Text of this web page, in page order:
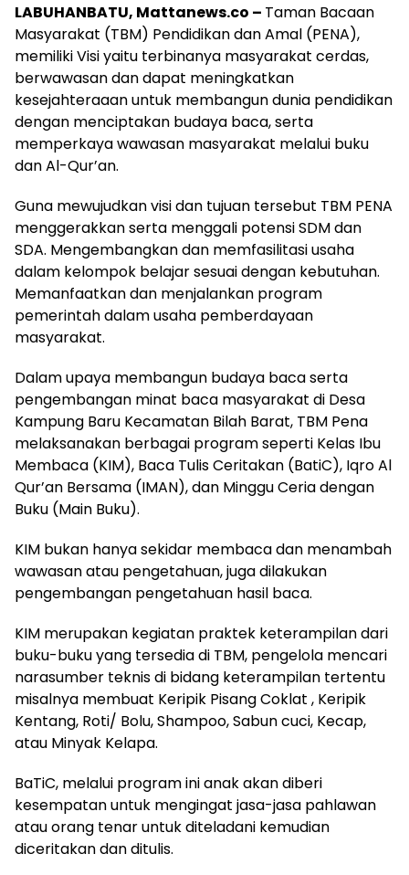
LABUHANBATU, Mattanews.co – Taman Bacaan
Masyarakat (TBM) Pendidikan dan Amal (PENA),
memiliki Visi yaitu terbinanya masyarakat cerdas,
berwawasan dan dapat meningkatkan
kesejahteraaan untuk membangun dunia pendidikan
dengan menciptakan budaya baca, serta
memperkaya wawasan masyarakat melalui buku
dan Al-Qur’an.
Guna mewujudkan visi dan tujuan tersebut TBM PENA
menggerakkan serta menggali potensi SDM dan
SDA. Mengembangkan dan memfasilitasi usaha
dalam kelompok belajar sesuai dengan kebutuhan.
Memanfaatkan dan menjalankan program
pemerintah dalam usaha pemberdayaan
masyarakat.
Dalam upaya membangun budaya baca serta
pengembangan minat baca masyarakat di Desa
Kampung Baru Kecamatan Bilah Barat, TBM Pena
melaksanakan berbagai program seperti Kelas Ibu
Membaca (KIM), Baca Tulis Ceritakan (BatiC), Iqro Al
Qur’an Bersama (IMAN), dan Minggu Ceria dengan
Buku (Main Buku).
KIM bukan hanya sekidar membaca dan menambah
wawasan atau pengetahuan, juga dilakukan
pengembangan pengetahuan hasil baca.
KIM merupakan kegiatan praktek keterampilan dari
buku-buku yang tersedia di TBM, pengelola mencari
narasumber teknis di bidang keterampilan tertentu
misalnya membuat Keripik Pisang Coklat , Keripik
Kentang, Roti/ Bolu, Shampoo, Sabun cuci, Kecap,
atau Minyak Kelapa.
BaTiC, melalui program ini anak akan diberi
kesempatan untuk mengingat jasa-jasa pahlawan
atau orang tenar untuk diteladani kemudian
diceritakan dan ditulis.